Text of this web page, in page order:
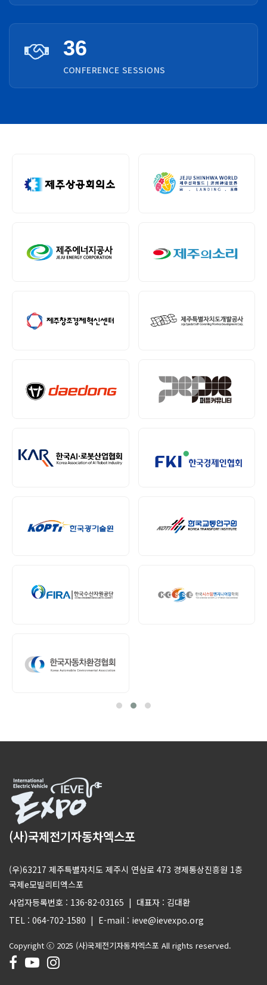
36
CONFERENCE SESSIONS
(사)국제전기자동차엑스포
(우)63217 제주특별자치도 제주시 연삼로 473 경제통상진흥원 1층
국제e모빌리티엑스포
사업자등록번호 : 136-82-03165 | 대표자 : 김대환
TEL : 064-702-1580 | E-mail : ieve@ievexpo.org
Copyright ⓒ 2025 (사)국제전기자동차엑스포 All rights reserved.